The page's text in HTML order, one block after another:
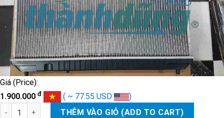
Giá (Price):
1.900.000 đ ( ~ 77.55 USD )
KÉT NƯỚC CHEVROLET CAPTIVA số lượng
THÊM VÀO GIỎ (ADD TO CART)